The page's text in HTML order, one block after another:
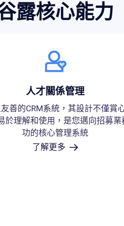
露核心能力
人才關係管理
善的CRM系統，其設計不僅賞
於理解和使用，是您邁向招募業
功的核心管理系統
了解更多